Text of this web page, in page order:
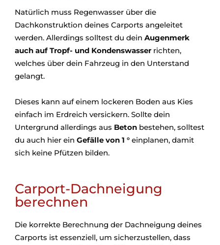
Natürlich muss Regenwasser über die
Dachkonstruktion deines Carports angeleitet
werden. Allerdings solltest du dein Augenmerk
auch auf Tropf- und Kondenswasser richten,
welches über dein Fahrzeug in den Unterstand
gelangt.
Dieses kann auf einem lockeren Boden aus Kies
einfach im Erdreich versickern. Sollte dein
Untergrund allerdings aus Beton bestehen, solltest
du auch hier ein Gefälle von 1 ° einplanen, damit
sich keine Pfützen bilden.
Carport-Dachneigung
berechnen
Die korrekte Berechnung der Dachneigung deines
Carports ist essenziell, um sicherzustellen, dass